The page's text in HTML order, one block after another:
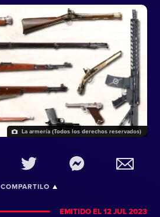
La armería (Todos los derechos reservados)
COMPARTILO
EMITIDO EL 12 JUL 2023